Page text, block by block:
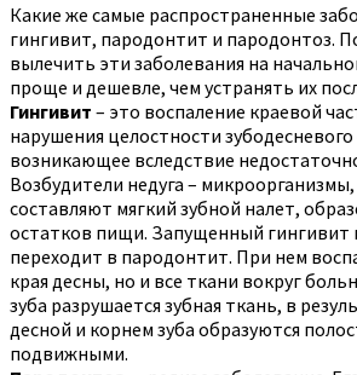
Какие же самые распространенные
гингивит, пародонтит и пародонтоз.
вылечить эти заболевания на
проще и дешевле, чем устранять их
Гингивит – это воспаление краевой
нарушения целостности
возникающее вследствие
Возбудители недуга –
составляют мягкий зубной налет,
остатков пищи. Запущенный гингивит
переходит в пародонтит. При нем
края десны, но и все ткани вокруг
зуба разрушается зубная ткань, в
десной и корнем зуба образуются
подвижными.